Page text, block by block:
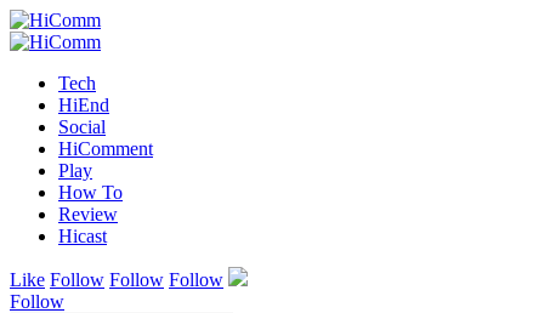
Tech
HiEnd
Social
HiComment
Play
How To
Review
Hicast
Like Follow Follow Follow
Follow